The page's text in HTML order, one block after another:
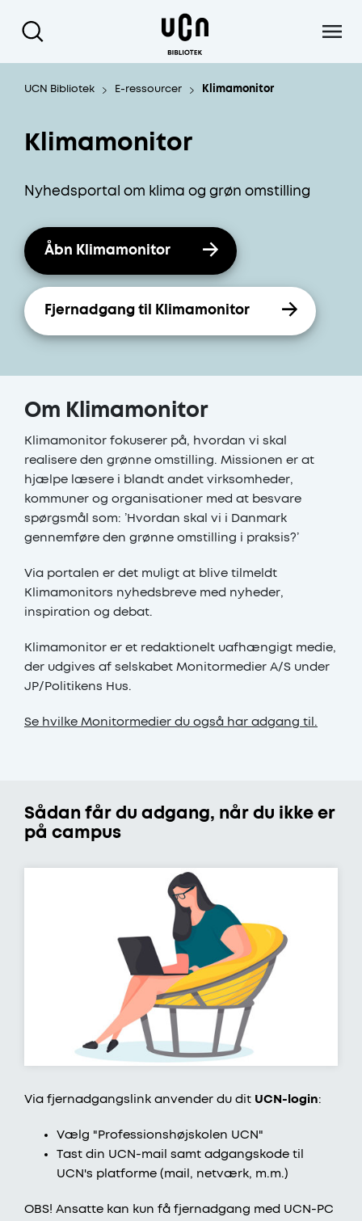
UCN Bibliotek E-ressourcer Klimamonitor
Klimamonitor
Nyhedsportal om klima og grøn omstilling
Åbn Klimamonitor
Fjernadgang til Klimamonitor
Om Klimamonitor
Klimamonitor fokuserer på, hvordan vi skal
realisere den grønne omstilling. Missionen er at
hjælpe læsere i blandt andet virksomheder,
kommuner og organisationer med at besvare
spørgsmål som: ’Hvordan skal vi i Danmark
gennemføre den grønne omstilling i praksis?’
Via portalen er det muligt at blive tilmeldt
Klimamonitors nyhedsbreve med nyheder,
inspiration og debat.
Klimamonitor er et redaktionelt uafhængigt medie,
der udgives af selskabet Monitormedier A/S under
JP/Politikens Hus.
Se hvilke Monitormedier du også har adgang til.
Sådan får du adgang, når du ikke er
på campus
Via fjernadgangslink anvender du dit UCN-login:
Vælg "Professionshøjskolen UCN"
Tast din UCN-mail samt adgangskode til
UCN's platforme (mail, netværk, m.m.)
OBS! Ansatte kan kun få fjernadgang med UCN-PC